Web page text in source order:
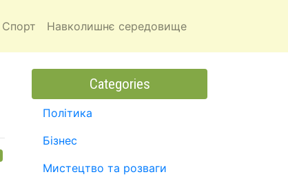
Спорт Навколишнє середовище
Categories
Політика
Бізнес
Мистецтво та розваги